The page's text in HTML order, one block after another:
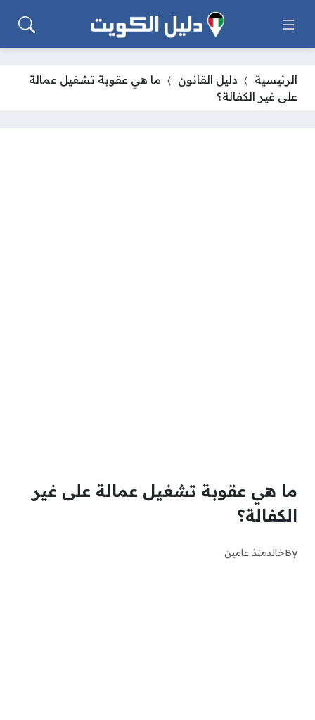
الرئيسية دليل القانون
ما هي عقوبة تشغيل عمالة
على غير الكفالة؟
ما هي عقوبة تشغيل عمالة على غير
الكفالة؟
Byخالدمنذ عامين